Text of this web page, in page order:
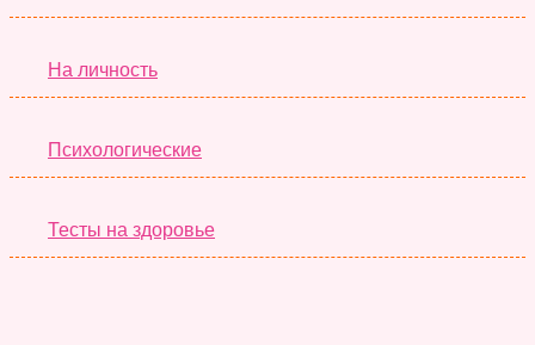
На личность
Психологические
Тесты на здоровье